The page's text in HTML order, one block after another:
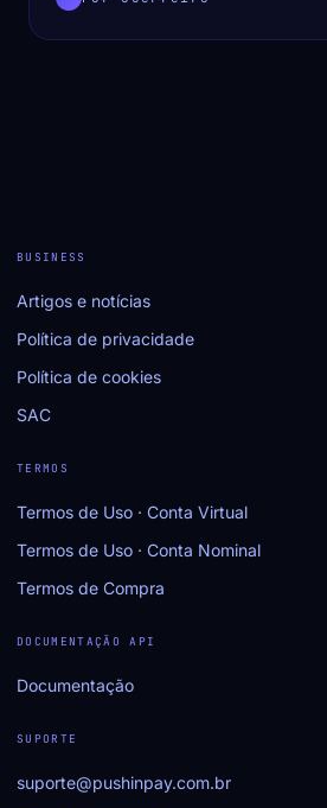
BUSINESS
Artigos e notícias
Política de privacidade
Política de cookies
SAC
TERMOS
Termos de Uso · Conta Virtual
Termos de Uso · Conta Nominal
Termos de Compra
DOCUMENTAÇÃO API
Documentação
SUPORTE
suporte@pushinpay.com.br